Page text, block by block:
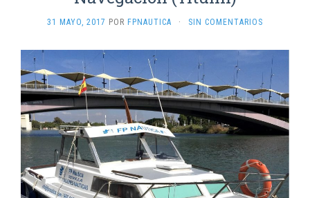
31 MAYO, 2017 POR FPNAUTICA · SIN COMENTARIOS